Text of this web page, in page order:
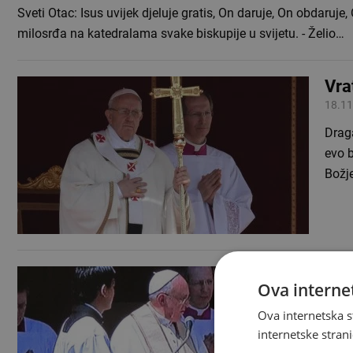
Sveti Otac: Isus uvijek djeluje gratis, On daruje, On
milosrđa na katedralama svake biskupije u svijetu. - Želio…
evo
U
djeci
Ova
Ova internetska
internetske